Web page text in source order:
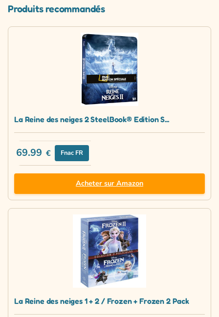
Produits recommandés
La Reine des neiges 2 SteelBook® Edition S...
69.99 € Fnac FR
Acheter sur Amazon
La Reine des neiges 1 + 2 / Frozen + Frozen 2 Pack